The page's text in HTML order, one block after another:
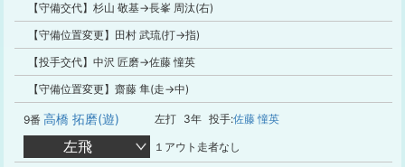
【守備交代】杉山 敬基→長峯 周汰(右)
【守備位置変更】田村 武琉(打→指)
【投手交代】中沢 匠磨→佐藤 憧英
【守備位置変更】齋藤 隼(走→中)
9番 高橋 拓磨(遊) 左打 3年 投手:佐藤 憧英
左飛 １アウト走者なし